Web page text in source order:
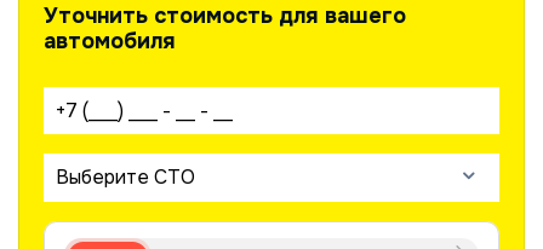
Уточнить стоимость для вашего
автомобиля
Ваш телефон:
Выберите СТО